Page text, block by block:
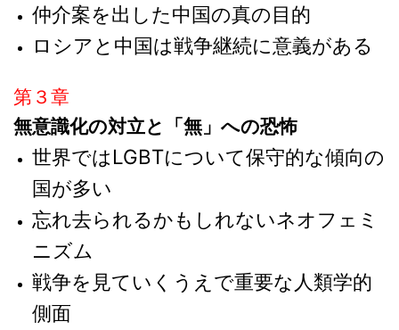
仲介案を出した中国の真の目的
ロシアと中国は戦争継続に意義がある
第３章
無意識化の対立と「無」への恐怖
世界ではLGBTについて保守的な傾向の
国が多い
忘れ去られるかもしれないネオフェミ
ニズム
戦争を見ていくうえで重要な人類学的
側面